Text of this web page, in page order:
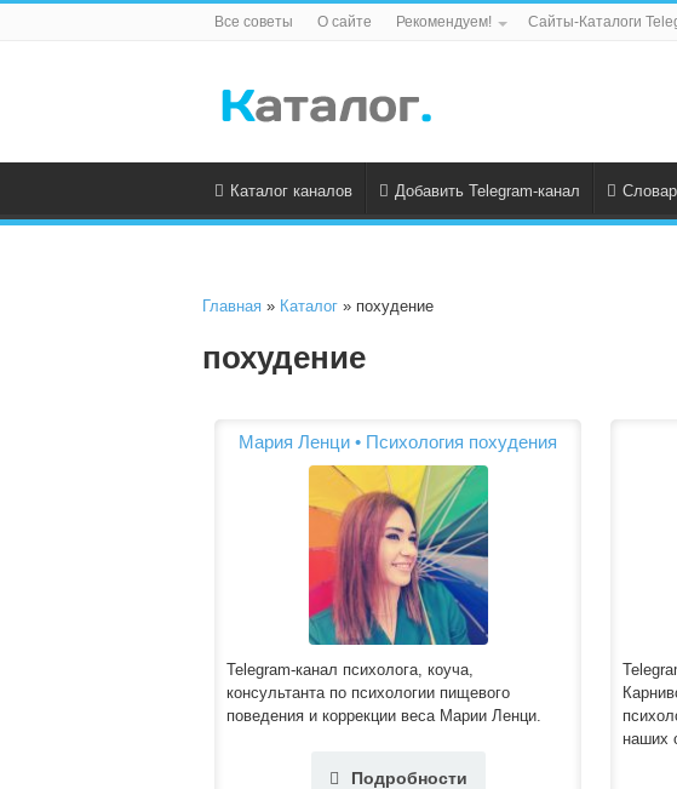
Все советы О сайте Рекомендуем! Сайты-Каталоги
Каталог каналов Добавить Telegram-канал
Главная » Каталог » похудение
похудение
Мария Ленци • Психология похудения
Telegram-канал психолога, коуча,
консультанта по психологии пищевого
поведения и коррекции веса Марии Ленци.
Подробности
наших